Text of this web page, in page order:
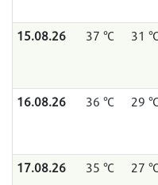
15.08.26 37 °C 31 °C
16.08.26 36 °C 29 °C
17.08.26 35 °C 27 °C